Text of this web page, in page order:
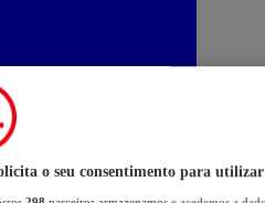
o seu consentimento para utilizar